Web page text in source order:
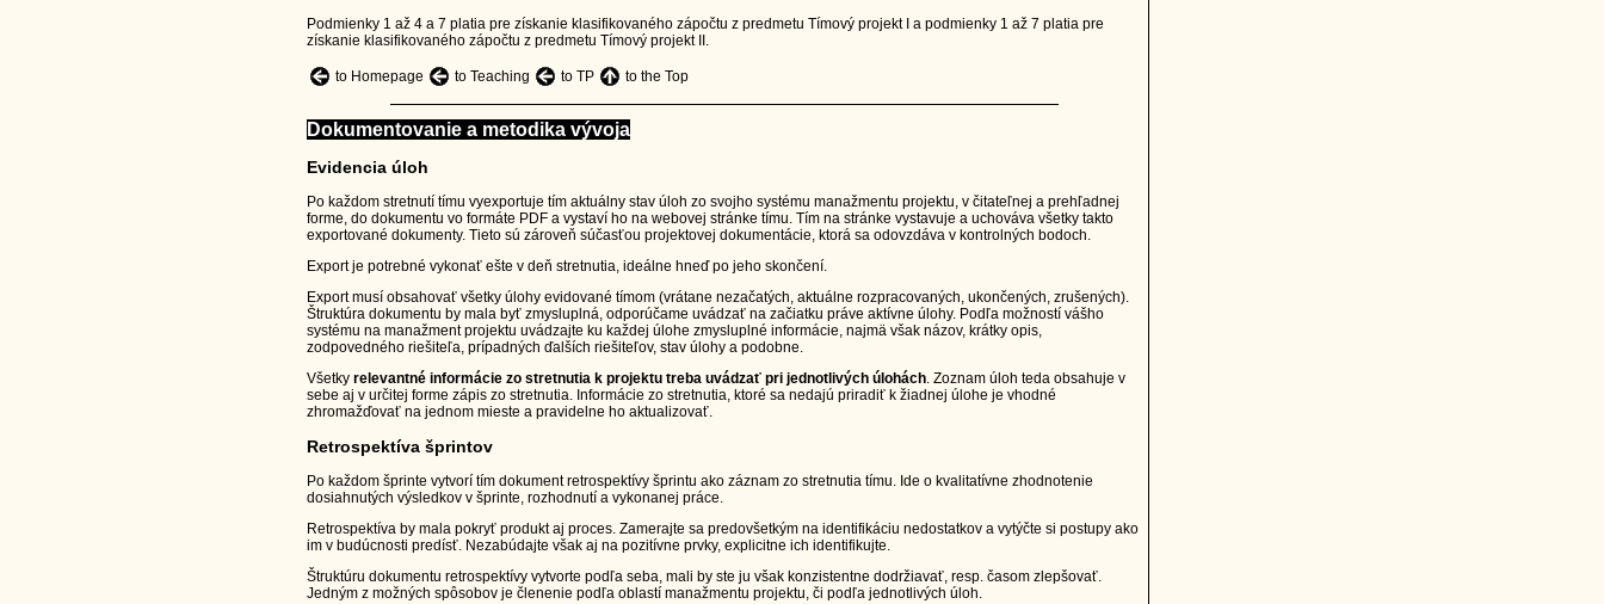
Podmienky 1 až 4 a 7 platia pre získanie klasifikovaného zápočtu z predmetu Tímový projekt I a podmienky 1 až 7 platia pre
získanie klasifikovaného zápočtu z predmetu Tímový projekt II.
to Homepage to Teaching to TP to the Top
Dokumentovanie a metodika vývoja
Evidencia úloh
Po každom stretnutí tímu vyexportuje tím aktuálny stav úloh zo svojho systému manažmentu projektu, v čitateľnej a prehľadnej
forme, do dokumentu vo formáte PDF a vystaví ho na webovej stránke tímu. Tím na stránke vystavuje a uchováva všetky takto
exportované dokumenty. Tieto sú zároveň súčasťou projektovej dokumentácie, ktorá sa odovzdáva v kontrolných bodoch.
Export je potrebné vykonať ešte v deň stretnutia, ideálne hneď po jeho skončení.
Export musí obsahovať všetky úlohy evidované tímom (vrátane nezačatých, aktuálne rozpracovaných, ukončených, zrušených).
Štruktúra dokumentu by mala byť zmysluplná, odporúčame uvádzať na začiatku práve aktívne úlohy. Podľa možností vášho
systému na manažment projektu uvádzajte ku každej úlohe zmysluplné informácie, najmä však názov, krátky opis,
zodpovedného riešiteľa, prípadných ďalších riešiteľov, stav úlohy a podobne.
Všetky relevantné informácie zo stretnutia k projektu treba uvádzať pri jednotlivých úlohách. Zoznam úloh teda obsahuje v
sebe aj v určitej forme zápis zo stretnutia. Informácie zo stretnutia, ktoré sa nedajú priradiť k žiadnej úlohe je vhodné
zhromažďovať na jednom mieste a pravidelne ho aktualizovať.
Retrospektíva šprintov
Po každom šprinte vytvorí tím dokument retrospektívy šprintu ako záznam zo stretnutia tímu. Ide o kvalitatívne zhodnotenie
dosiahnutých výsledkov v šprinte, rozhodnutí a vykonanej práce.
Retrospektíva by mala pokryť produkt aj proces. Zamerajte sa predovšetkým na identifikáciu nedostatkov a vytýčte si postupy ako
im v budúcnosti predísť. Nezabúdajte však aj na pozitívne prvky, explicitne ich identifikujte.
Štruktúru dokumentu retrospektívy vytvorte podľa seba, mali by ste ju však konzistentne dodržiavať, resp. časom zlepšovať.
Jedným z možných spôsobov je členenie podľa oblastí manažmentu projektu, či podľa jednotlivých úloh.